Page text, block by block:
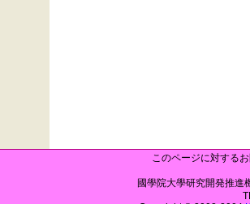
このページに対する
國學院大學研究開発推